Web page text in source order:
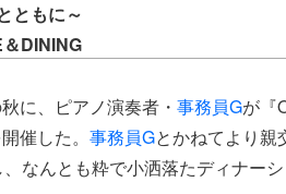
ともに～
DINING
に、ピアノ演奏者・ 事務員Gが『
催した。 事務員Gとかねてより親
なんとも粋で小洒落たディナー